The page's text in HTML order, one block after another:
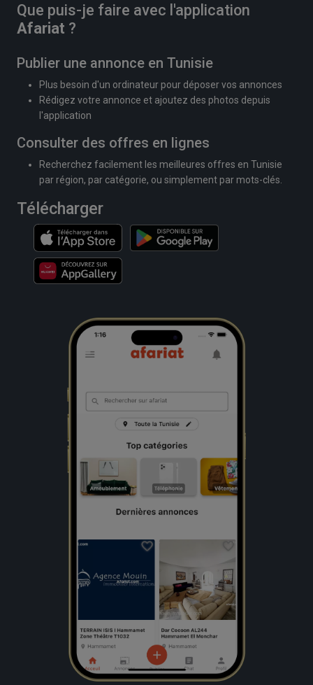
Que puis-je faire avec l'application
Afariat ?
Publier une annonce en Tunisie
Plus besoin d'un ordinateur pour déposer vos annonces
Rédigez votre annonce et ajoutez des photos depuis
l'application
Consulter des offres en lignes
Recherchez facilement les meilleures offres en Tunisie
par région, par catégorie, ou simplement par mots-clés.
Télécharger